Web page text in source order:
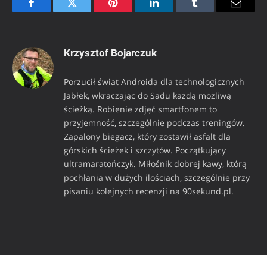
FacebookTwitter Pinterest LinkedInTumblr Email
Krzysztof Bojarczuk
Porzucił świat Androida dla technologicznych
Jabłek, wkraczając do Sadu każdą możliwą
ścieżką. Robienie zdjęć smartfonem to
przyjemność, szczególnie podczas treningów.
Zapalony biegacz, który zostawił asfalt dla
górskich ścieżek i szczytów. Początkujący
ultramaratończyk. Miłośnik dobrej kawy, którą
pochłania w dużych ilościach, szczególnie przy
pisaniu kolejnych recenzji na 90sekund.pl.